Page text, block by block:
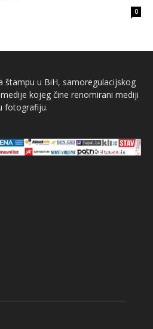
0
štampu u BiH, samoregulacijskog
kojeg čine renomirani mediji
fotografiju.